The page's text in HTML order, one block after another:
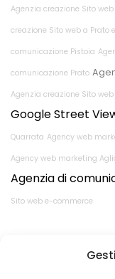
Agenzia creazione Sito
creazione Sito web a Prato
comunicazione Pistoia
comunicazione Prato
Agenzia creazione Sito
Google Street
Quarrata Agency web
Agency web marketing
Agenzia di
Sito web e-commerce